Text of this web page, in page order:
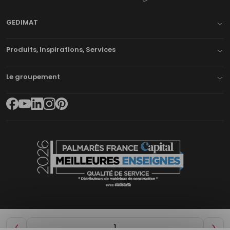
GEDIMAT
Produits, Inspirations, Services
Le groupement